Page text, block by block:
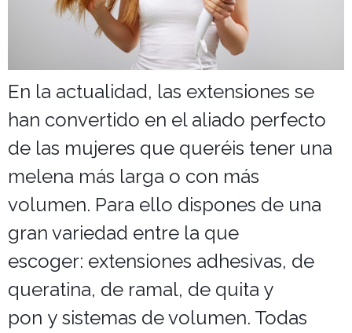
En la actualidad, las extensiones se
han convertido en el aliado perfecto
de las mujeres que queréis tener una
melena más larga o con más
volumen. Para ello dispones de una
gran variedad entre la que
escoger: extensiones adhesivas, de
queratina, de ramal, de quita y
pon y sistemas de volumen. Todas